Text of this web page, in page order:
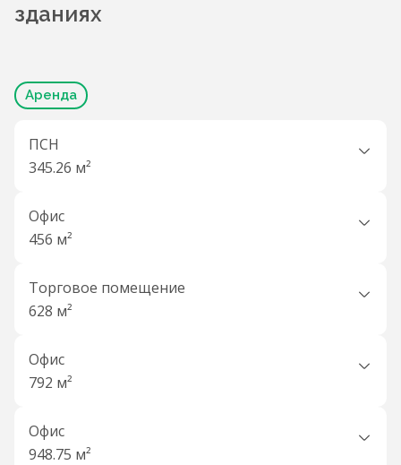
зданиях
Аренда
ПСН
345.26 м²
Офис
456 м²
Торговое помещение
628 м²
Офис
792 м²
Офис
948.75 м²